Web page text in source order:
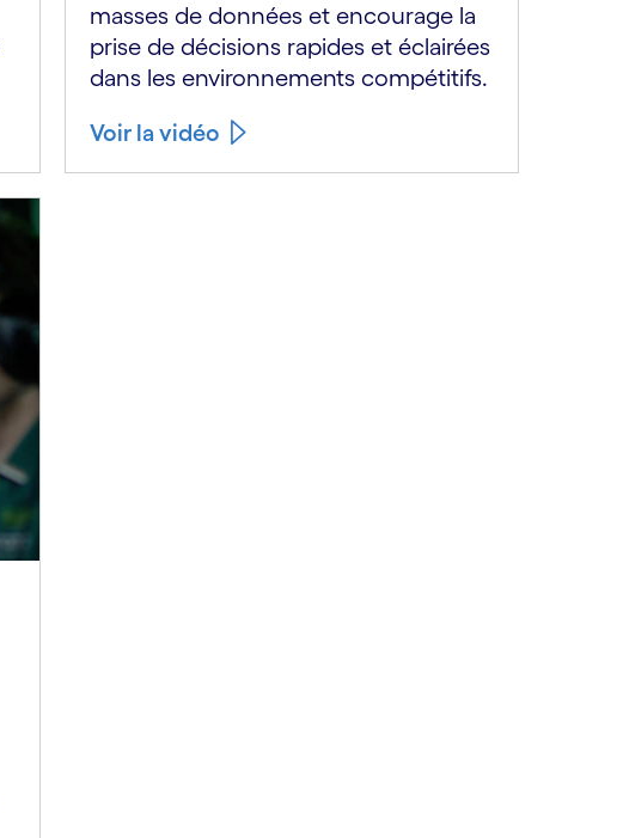
masses de données et encourage la
prise de décisions rapides et éclairées
dans les environnements compétitifs.
Voir la vidéo